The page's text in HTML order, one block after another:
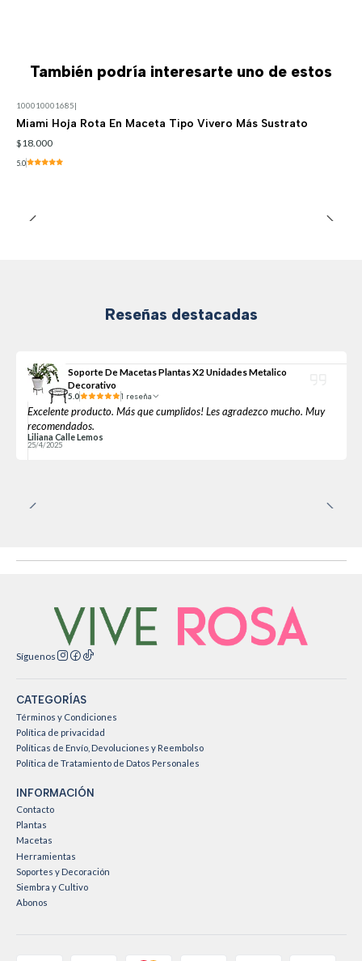
También podría interesarte uno de estos
100010001685|
Miami Hoja Rota En Maceta Tipo Vivero Más Sustrato
$18.000
5.0
Reseñas destacadas
Soporte De Macetas Plantas X2 Unidades Metalico
Decorativo
5.0 1 reseña
Excelente producto. Más que cumplidos! Les agradezco mucho. Muy
recomendados.
Liliana Calle Lemos
25/4/2025
Síguenos
CATEGORÍAS
Términos y Condiciones
Política de privacidad
Políticas de Envío, Devoluciones y Reembolso
Política de Tratamiento de Datos Personales
INFORMACIÓN
Contacto
Plantas
Macetas
Herramientas
Soportes y Decoración
Siembra y Cultivo
Abonos